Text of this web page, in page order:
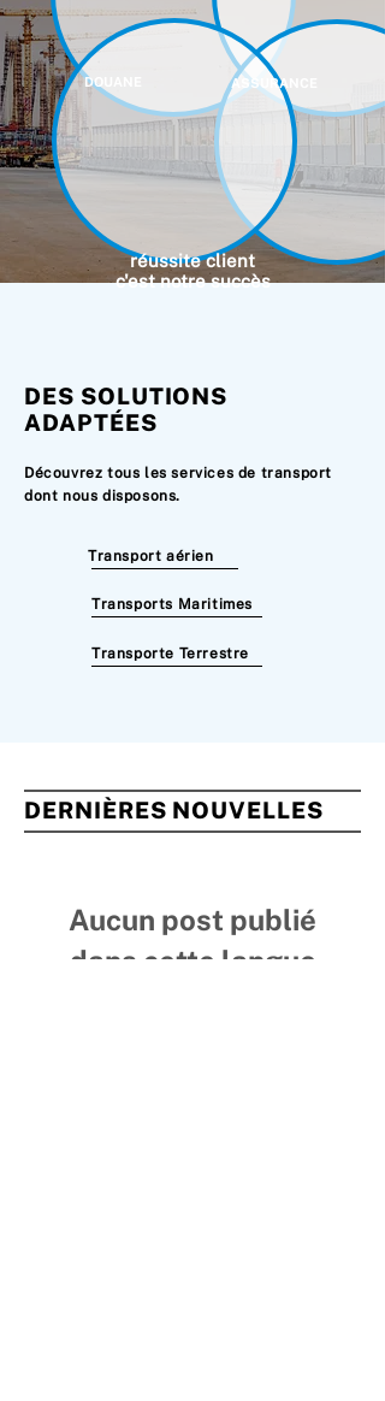
ASSURANCE
DOUANE
réussite client
c'est notre succès
DES SOLUTIONS
ADAPTÉES
Découvrez tous les services de transport
dont nous disposons.
Transport aérien
Transports Maritimes
Transporte Terrestre
DERNIÈRES NOUVELLES
Aucun post publié
dans cette langue